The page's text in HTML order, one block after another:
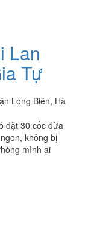
Lan
Tự
Long Biên, Hà
đặt 30 cốc dừa
không bị
mình ai